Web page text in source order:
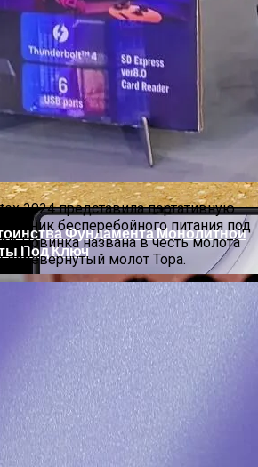
IOS 16.6.1 И IPadOS 16.6.1,
Критическую
Фундамента Монолитной
Под Ключ
2024 представила портативную
бесперебойного питания под
Новинка названа в честь молота
перевёрнутый молот Тора.